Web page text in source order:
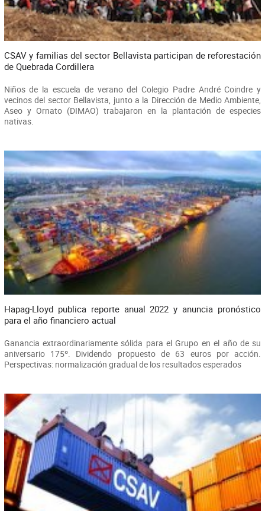
CSAV y familias del sector Bellavista participan de reforestación
de Quebrada Cordillera
Niños de la escuela de verano del Colegio Padre André Coindre y
vecinos del sector Bellavista, junto a la Dirección de Medio Ambiente,
Aseo y Ornato (DIMAO) trabajaron en la plantación de especies
nativas.
Hapag-Lloyd publica reporte anual 2022 y anuncia pronóstico
para el año financiero actual
Ganancia extraordinariamente sólida para el Grupo en el año de su
aniversario 175º. Dividendo propuesto de 63 euros por acción.
Perspectivas: normalización gradual de los resultados esperados